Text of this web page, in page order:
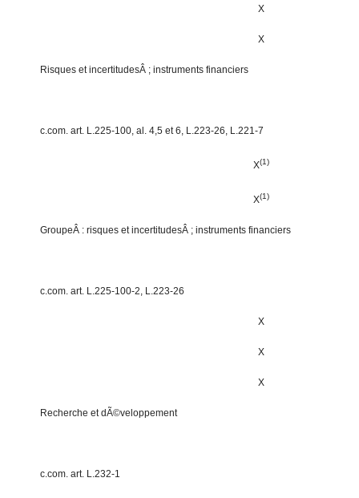
X
X
Risques et incertitudesÂ ; instruments financiers
c.com. art. L.225-100, al. 4,5 et 6, L.223-26, L.221-7
X(1)
X(1)
GroupeÂ : risques et incertitudesÂ ; instruments financiers
c.com. art. L.225-100-2, L.223-26
X
X
X
Recherche et dÃ©veloppement
c.com. art. L.232-1